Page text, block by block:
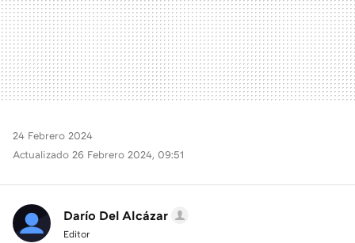
24 Febrero 2024
Actualizado 26 Febrero 2024, 09:51
Darío Del Alcázar
Editor